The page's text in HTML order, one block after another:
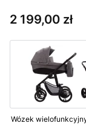
Cena
2 199,00 zł